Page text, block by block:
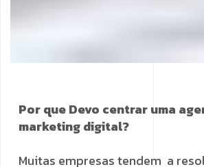
Por que Devo centrar uma
marketing digital?
Muitas empresas tendem a